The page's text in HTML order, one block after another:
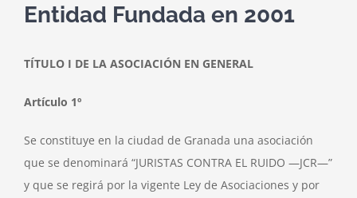
Entidad Fundada en 2001
TÍTULO I DE LA ASOCIACIÓN EN GENERAL
Artículo 1º
Se constituye en la ciudad de Granada una asociación
que se denominará “JURISTAS CONTRA EL RUIDO —JCR—”
y que se regirá por la vigente Ley de Asociaciones y por